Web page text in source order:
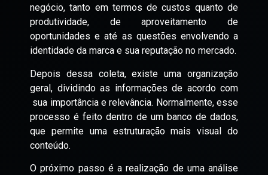
negócio, tanto em termos de custos quanto de
produtividade, de aproveitamento de
oportunidades e até as questões envolvendo a
identidade da marca e sua reputação no mercado.
Depois dessa coleta, existe uma organização
geral, dividindo as informações de acordo com
sua importância e relevância. Normalmente, esse
processo é feito dentro de um banco de dados,
que permite uma estruturação mais visual do
conteúdo.
O próximo passo é a realização de uma análise